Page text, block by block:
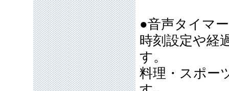
●音声タイマ
時刻設定や経
す。
料理・スポー